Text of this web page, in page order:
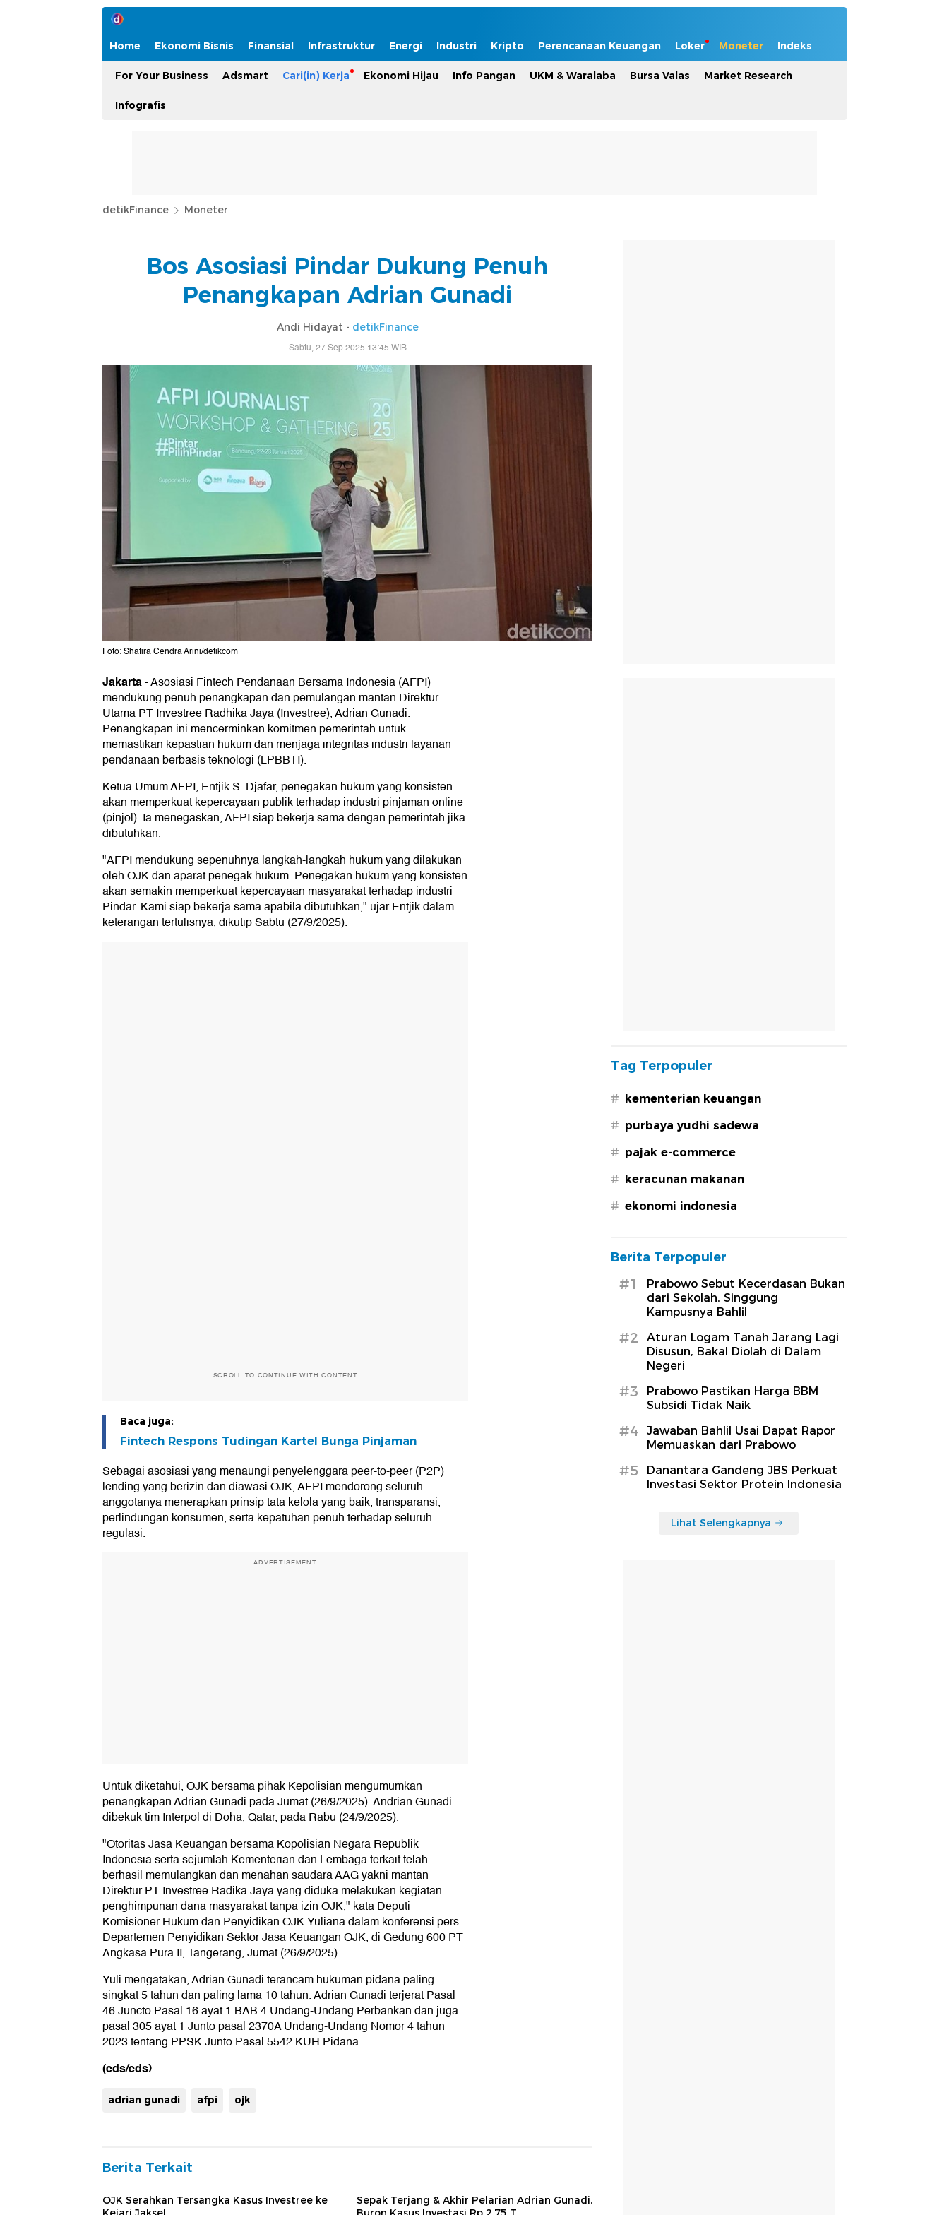
Home Ekonomi Bisnis Finansial Infrastruktur Energi Industri Kripto Perencanaan Keuangan Loker Moneter Indeks
For Your Business Adsmart Cari(in) Kerja Ekonomi Hijau Info Pangan UKM & Waralaba Bursa Valas Market Research
Infografis
detikFinance Moneter
Bos Asosiasi Pindar Dukung Penuh
Penangkapan Adrian Gunadi
Andi Hidayat - detikFinance
Sabtu, 27 Sep 2025 13:45 WIB
Foto: Shafira Cendra Arini/detikcom
Jakarta-Asosiasi Fintech Pendanaan Bersama Indonesia (AFPI)
mendukung penuh penangkapan dan pemulangan mantan Direktur
Utama PT Investree Radhika Jaya (Investree), Adrian Gunadi.
Penangkapan ini mencerminkan komitmen pemerintah untuk
memastikan kepastian hukum dan menjaga integritas industri layanan
pendanaan berbasis teknologi (LPBBTI).
Ketua Umum AFPI, Entjik S. Djafar, penegakan hukum yang konsisten
akan memperkuat kepercayaan publik terhadap industri pinjaman online
(pinjol). Ia menegaskan, AFPI siap bekerja sama dengan pemerintah jika
dibutuhkan.
"AFPI mendukung sepenuhnya langkah-langkah hukum yang dilakukan
oleh OJK dan aparat penegak hukum. Penegakan hukum yang konsisten
akan semakin memperkuat kepercayaan masyarakat terhadap industri
Pindar. Kami siap bekerja sama apabila dibutuhkan," ujar Entjik dalam
keterangan tertulisnya, dikutip Sabtu (27/9/2025).
SCROLL TO CONTINUE WITH CONTENT
Baca juga:
Fintech Respons Tudingan Kartel Bunga Pinjaman
Sebagai asosiasi yang menaungi penyelenggara peer-to-peer (P2P)
lending yang berizin dan diawasi OJK, AFPI mendorong seluruh
anggotanya menerapkan prinsip tata kelola yang baik, transparansi,
perlindungan konsumen, serta kepatuhan penuh terhadap seluruh
regulasi.
ADVERTISEMENT
Untuk diketahui, OJK bersama pihak Kepolisian mengumumkan
penangkapan Adrian Gunadi pada Jumat (26/9/2025). Andrian Gunadi
dibekuk tim Interpol di Doha, Qatar, pada Rabu (24/9/2025).
"Otoritas Jasa Keuangan bersama Kopolisian Negara Republik
Indonesia serta sejumlah Kementerian dan Lembaga terkait telah
berhasil memulangkan dan menahan saudara AAG yakni mantan
Direktur PT Investree Radika Jaya yang diduka melakukan kegiatan
penghimpunan dana masyarakat tanpa izin OJK," kata Deputi
Komisioner Hukum dan Penyidikan OJK Yuliana dalam konferensi pers
Departemen Penyidikan Sektor Jasa Keuangan OJK, di Gedung 600 PT
Angkasa Pura II, Tangerang, Jumat (26/9/2025).
Yuli mengatakan, Adrian Gunadi terancam hukuman pidana paling
singkat 5 tahun dan paling lama 10 tahun. Adrian Gunadi terjerat Pasal
46 Juncto Pasal 16 ayat 1 BAB 4 Undang-Undang Perbankan dan juga
pasal 305 ayat 1 Junto pasal 2370A Undang-Undang Nomor 4 tahun
2023 tentang PPSK Junto Pasal 5542 KUH Pidana.
(eds/eds)
adrian gunadi afpi ojk
Berita Terkait
OJK Serahkan Tersangka Kasus Investree ke
Sepak Terjang & Akhir Pelarian Adrian Gunadi,
Tag Terpopuler
# kementerian keuangan
# purbaya yudhi sadewa
# pajak e-commerce
# keracunan makanan
# ekonomi indonesia
Berita Terpopuler
#1
Prabowo Sebut Kecerdasan Bukan
dari Sekolah, Singgung
Kampusnya Bahlil
#2
Aturan Logam Tanah Jarang Lagi
Disusun, Bakal Diolah di Dalam
Negeri
#3
Prabowo Pastikan Harga BBM
Subsidi Tidak Naik
#4
Jawaban Bahlil Usai Dapat Rapor
Memuaskan dari Prabowo
#5
Danantara Gandeng JBS Perkuat
Investasi Sektor Protein Indonesia
Lihat Selengkapnya